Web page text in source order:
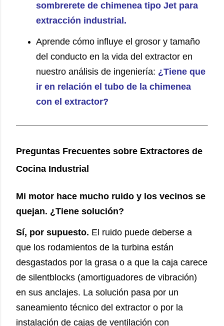
sombrerete de chimenea tipo Jet para
extracción industrial .
Aprende cómo influye el grosor y tamaño
del conducto en la vida del extractor en
nuestro análisis de ingeniería: ¿Tiene que
ir en relación el tubo de la chimenea
con el extractor?
Preguntas Frecuentes sobre Extractores de
Cocina Industrial
Mi motor hace mucho ruido y los vecinos se
quejan. ¿Tiene solución?
Sí, por supuesto. El ruido puede deberse a
que los rodamientos de la turbina están
desgastados por la grasa o a que la caja carece
de silentblocks (amortiguadores de vibración)
en sus anclajes. La solución pasa por un
saneamiento técnico del extractor o por la
instalación de cajas de ventilación con